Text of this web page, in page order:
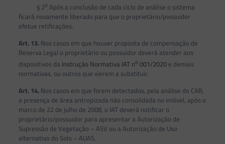
§ 2o Após a conclusão de cada ciclo de análise o sistema
ficará novamente liberado para que o proprietário/possuidor
efetue retificações.
Art. 13.Nos casos em que houver proposta de compensação de
Reserva Legal o proprietário ou possuidor deverá atender aos
dispositivos da Instrução Normativa IAT no 001/2020e demais
normativas, ou outros que vierem a substituir.
Art. 14.Nos casos em que forem detectados, pela análise do CAR,
a presença de área antropizada não consolidada no imóvel, após o
marco de 22 de julho de 2008, o IAT deverá notificar o
proprietário/possuidor para apresentar a Autorização de
Supressão de Vegetação – ASV ou a Autorização de Uso
alternativo do Solo – AUAS.